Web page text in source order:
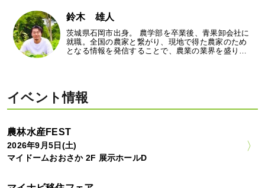
鈴木 雄人
茨城県石岡市出身。 農学部を卒業後、青果卸会社に
就職。全国の農家と繋がり、現地で得た農家のため
となる情報を発信することで、農業の業界を盛り…
イベント情報
農林水産FEST
2026年9月5日(土)
マイドームおおさか 2F 展示ホールD